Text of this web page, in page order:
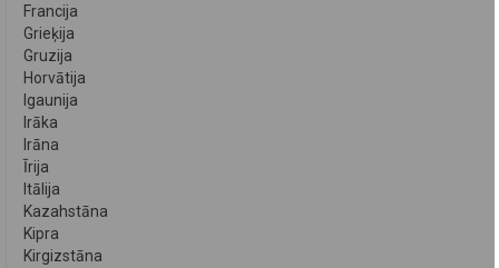
Francija
Grieķija
Gruzija
Horvātija
Igaunija
Irāka
Irāna
Īrija
Itālija
Kazahstāna
Kipra
Kirgizstāna